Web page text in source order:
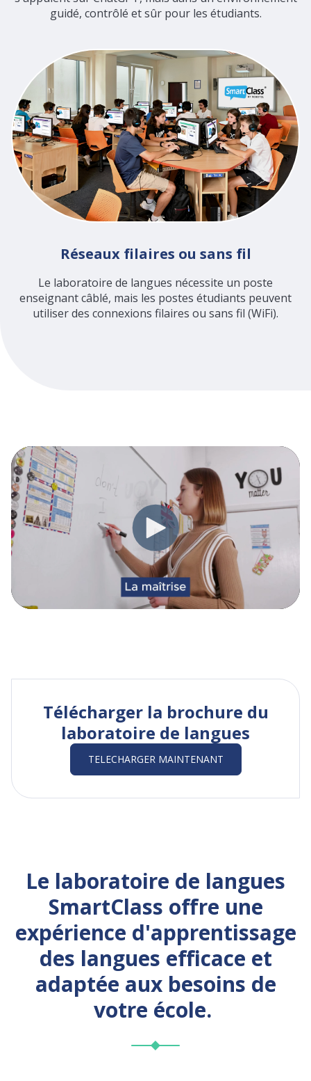
guidé, contrôlé et sûr pour les étudiants.
Réseaux filaires ou sans fil
Le laboratoire de langues nécessite un poste
enseignant câblé, mais les postes étudiants peuvent
utiliser des connexions filaires ou sans fil (WiFi).
Télécharger la brochure du
laboratoire de langues
TELECHARGER MAINTENANT
Le laboratoire de langues
SmartClass offre une
expérience d'apprentissage
des langues efficace et
adaptée aux besoins de
votre école.